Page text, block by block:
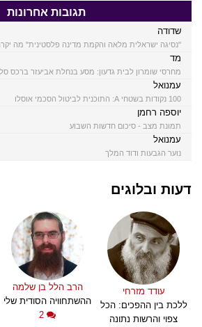
תגובות אחרונות
שדודה
"נסיגה ישראלית מלאה והקמת מדינה פלסטינית" מה
מד
מחרסי שומרון לבית גדעון: מסע בנחלת אביעזר ברכס
עמנואל
100 נקודות בשטחי A: התוכנית לביטול הסכמי אוסלו
יוספה רחמן
תמונת מצב - סיכום חדשות השבוע
עמנואל
נוער הגבעות ודוד המלך
דעות ובלוגים
עודד מזרחי
ללכת בין ההפכים: הכל
צפוי והרשות נתונה
הרב הלל בן שלמה
ההשתחוויה הסודית שלי
2